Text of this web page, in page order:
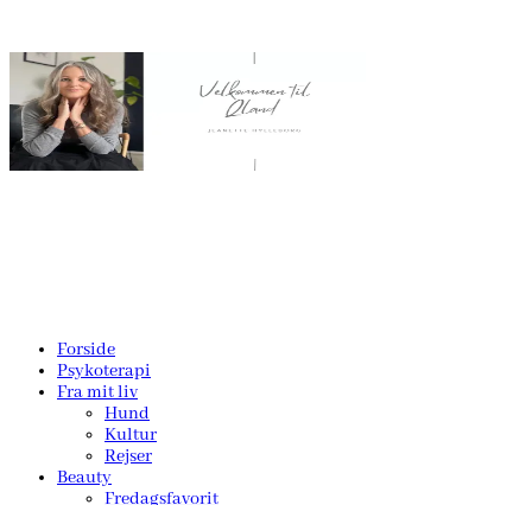
Forside
Psykoterapi
Fra mit liv
Hund
Kultur
Rejser
Beauty
Fredagsfavorit